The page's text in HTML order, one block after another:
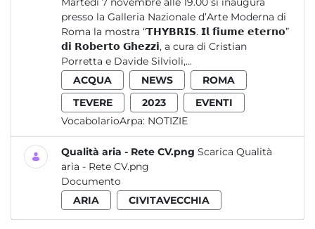
presso la Galleria Nazionale d’Arte Moderna di
Roma la mostra “𝗧𝗛𝗬𝗕𝗥𝗜𝗦. 𝗜𝗹 𝗳𝗶𝘂𝗺𝗲 𝗲𝘁𝗲𝗿𝗻𝗼”
𝗱𝗶 𝗥𝗼𝗯𝗲𝗿𝘁𝗼 𝗚𝗵𝗲𝘇𝘇𝗶, a cura di Cristian
Porretta e Davide Silvioli,...
ACQUA
NEWS
ROMA
TEVERE
2023
EVENTI
VocabolarioArpa: NOTIZIE
Qualità aria - Rete CV.png Scarica Qualità
aria - Rete CV.png
Documento
ARIA
CIVITAVECCHIA